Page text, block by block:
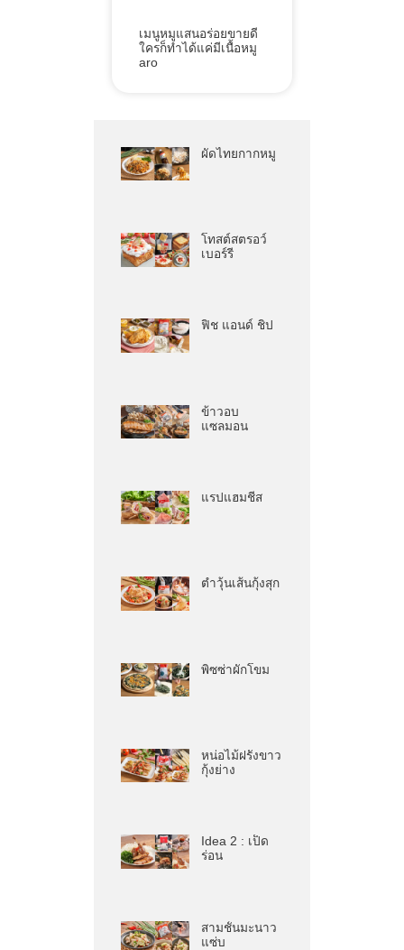
เมนูหมูแสนอร่อยขายดี
ใครก็ทำได้แค่มีเนื้อหมู
aro
ผัดไทยกากหมู
โทสต์สตรอว์
เบอร์รี
ฟิช แอนด์ ชิป
ข้าวอบ
แซลมอน
แรปแฮมชีส
ตำวุ้นเส้นกุ้งสุก
พิซซ่าผักโขม
หน่อไม้ฝรั่งขาว
กุ้งย่าง
Idea 2 : เป็ด
ร่อน
สามชั้นมะนาว
แซ่บ